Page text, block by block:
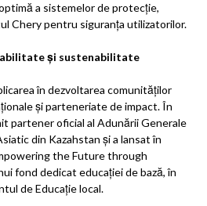
a sistemelor de protecție,
Chery pentru siguranța utilizatorilor.
și sustenabilitate
în dezvoltarea comunităților
și parteneriate de impact. În
partener oficial al Adunării Generale
din Kazahstan și a lansat în
the Future through
fond dedicat educației de bază, în
de Educație local.